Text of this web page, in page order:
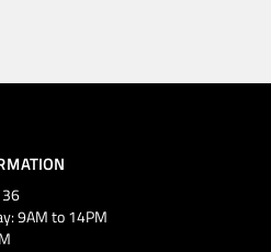
9AM to 14PM